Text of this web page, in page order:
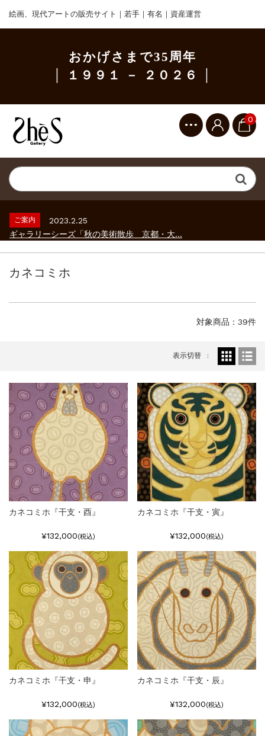
絵画、現代アートの販売サイト｜若手｜有名｜資産運営
おかげさまで35周年
│ １９９１ － ２０２６ │
0
ご案内
2023.2.25
ギャラリーシーズ「秋の美術散歩 京都・大...
砂澤ビッキ展 －砂澤ビッキの生きた時代－...
ご案内
2023.4.25
ご案内
2023.2.25
ギャラリーシーズ「秋の美術散歩 京都・大...
ご案内
2023.4.25
ご案内
2023.2.25
カネコミホ
対象商品：39件
表示切替
カネコミホ『干支・酉』
¥132,000(税込)
カネコミホ『干支・寅』
¥132,000(税込)
カネコミホ『干支・申』
¥132,000(税込)
カネコミホ『干支・辰』
¥132,000(税込)